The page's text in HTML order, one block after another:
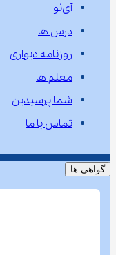
آی‌نو
درس ها
روزنامه دیواری
معلم ها
شما پرسیدین
تماس با ما
گواهی ها